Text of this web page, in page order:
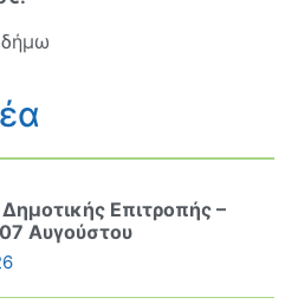
Επιτροπής –
Αυγούστου